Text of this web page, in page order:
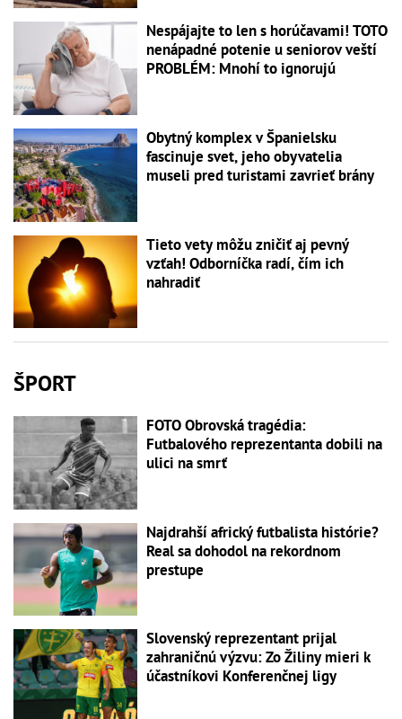
Nespájajte to len s horúčavami! TOTO
nenápadné potenie u seniorov veští
PROBLÉM: Mnohí to ignorujú
Obytný komplex v Španielsku
fascinuje svet, jeho obyvatelia
museli pred turistami zavrieť brány
Tieto vety môžu zničiť aj pevný
vzťah! Odborníčka radí, čím ich
nahradiť
ŠPORT
FOTO Obrovská tragédia:
Futbalového reprezentanta dobili na
ulici na smrť
Najdrahší africký futbalista histórie?
Real sa dohodol na rekordnom
prestupe
Slovenský reprezentant prijal
zahraničnú výzvu: Zo Žiliny mieri k
účastníkovi Konferenčnej ligy